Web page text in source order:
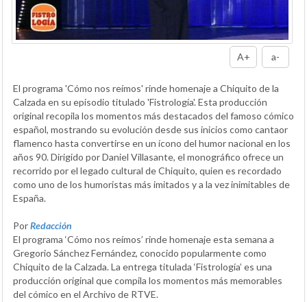
A+ a-
El programa 'Cómo nos reímos' rinde homenaje a Chiquito de la
Calzada en su episodio titulado 'Fistrología'. Esta producción
original recopila los momentos más destacados del famoso cómico
español, mostrando su evolución desde sus inicios como cantaor
flamenco hasta convertirse en un ícono del humor nacional en los
años 90. Dirigido por Daniel Villasante, el monográfico ofrece un
recorrido por el legado cultural de Chiquito, quien es recordado
como uno de los humoristas más imitados y a la vez inimitables de
España.
PorRedacción
El programa ‘Cómo nos reímos’ rinde homenaje esta semana a
Gregorio Sánchez Fernández, conocido popularmente como
Chiquito de la Calzada. La entrega titulada ‘Fistrología’ es una
producción original que compila los momentos más memorables
del cómico en el Archivo de RTVE.